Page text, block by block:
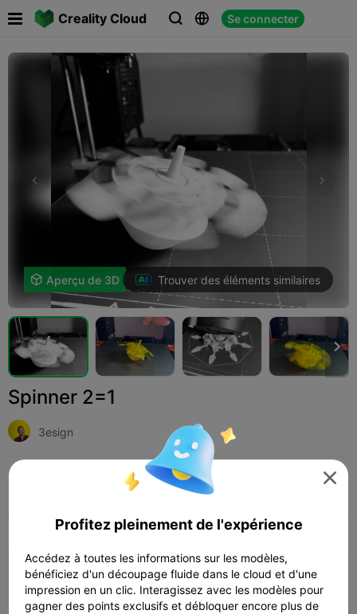
Creality Cloud   Se connecter
 
 Aperçu de 3D Trouver des éléments similaires

Spinner 2=1
3esign
Add Jouets et jeux Autre 
Tous K2 Plus K2 Pro K2 K2 SE
Couche de 0,2 mm, 2 parois, 15 % de
remplissage
 52m 38s  1 plates  11.82g

Profitez pleinement de l'expérience
Accédez à toutes les informations sur les modèles,
bénéficiez d'un découpage fluide dans le cloud et d'une
impression en un clic. Interagissez avec les modèles pour
gagner des points exclusifs et débloquer encore plus de